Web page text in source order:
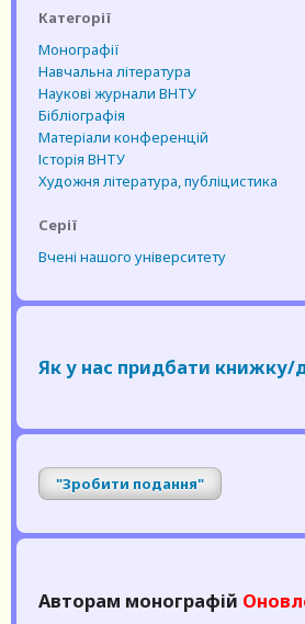
Категорії
Монографії
Навчальна література
Наукові журнали ВНТУ
Бібліографія
Матеріали конференцій
Історія ВНТУ
Художня література, публіцистика
Серії
Вчені нашого університету
Як у нас придбати
"Зробити подання"
Авторам монографій